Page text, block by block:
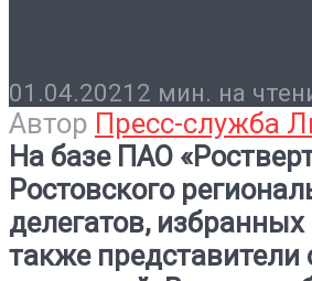
01.04.2021 2 мин. на
Автор Пресс-служба
На базе ПАО
Ростовского
делегатов,
также